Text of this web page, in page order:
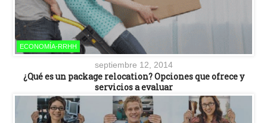
ECONOMÍA-RRHH
septiembre 12, 2014
¿Qué es un package relocation? Opciones que ofrece y
servicios a evaluar